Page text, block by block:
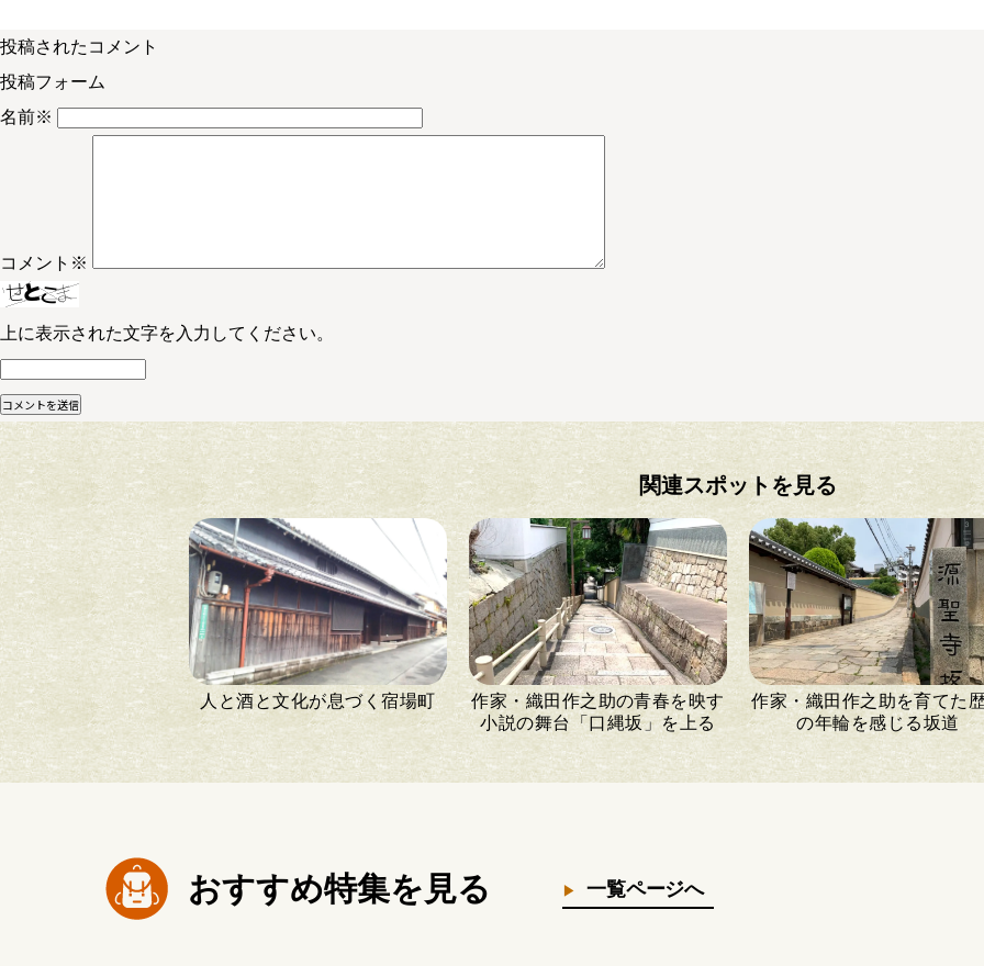
投稿されたコメント
投稿フォーム
名前※
コメント ※
上に表示された文字を入力してください。
関連スポットを見る
人と酒と文化が息づく宿場町
作家・織田作之助の青春を映す
小説の舞台「口縄坂」を上る
作家・織田作之助を育てた
の年輪を感じる坂道
おすすめ特集を見る 一覧ページへ